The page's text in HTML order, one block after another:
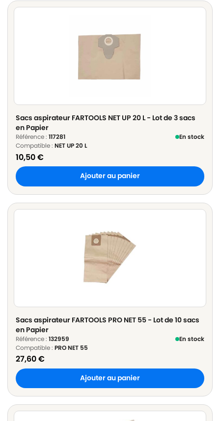
Sacs aspirateur FARTOOLS NET UP 20 L - Lot de 3 sacs
en Papier
Référence : 117281
En stock
Compatible : NET UP 20 L
10,50€
Ajouter au panier
Sacs aspirateur FARTOOLS PRO NET 55 - Lot de 10 sacs
en Papier
Référence : 132959
En stock
Compatible : PRO NET 55
27,60€
Ajouter au panier